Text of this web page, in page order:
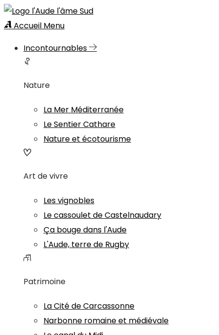
Accueil Menu
Incontournables
Nature
La Mer Méditerranée
Le Sentier Cathare
Nature et écotourisme
Art de vivre
Les vignobles
Le cassoulet de Castelnaudary
Ça bouge dans l'Aude
L'Aude, terre de Rugby
Patrimoine
La Cité de Carcassonne
Narbonne romaine et médiévale